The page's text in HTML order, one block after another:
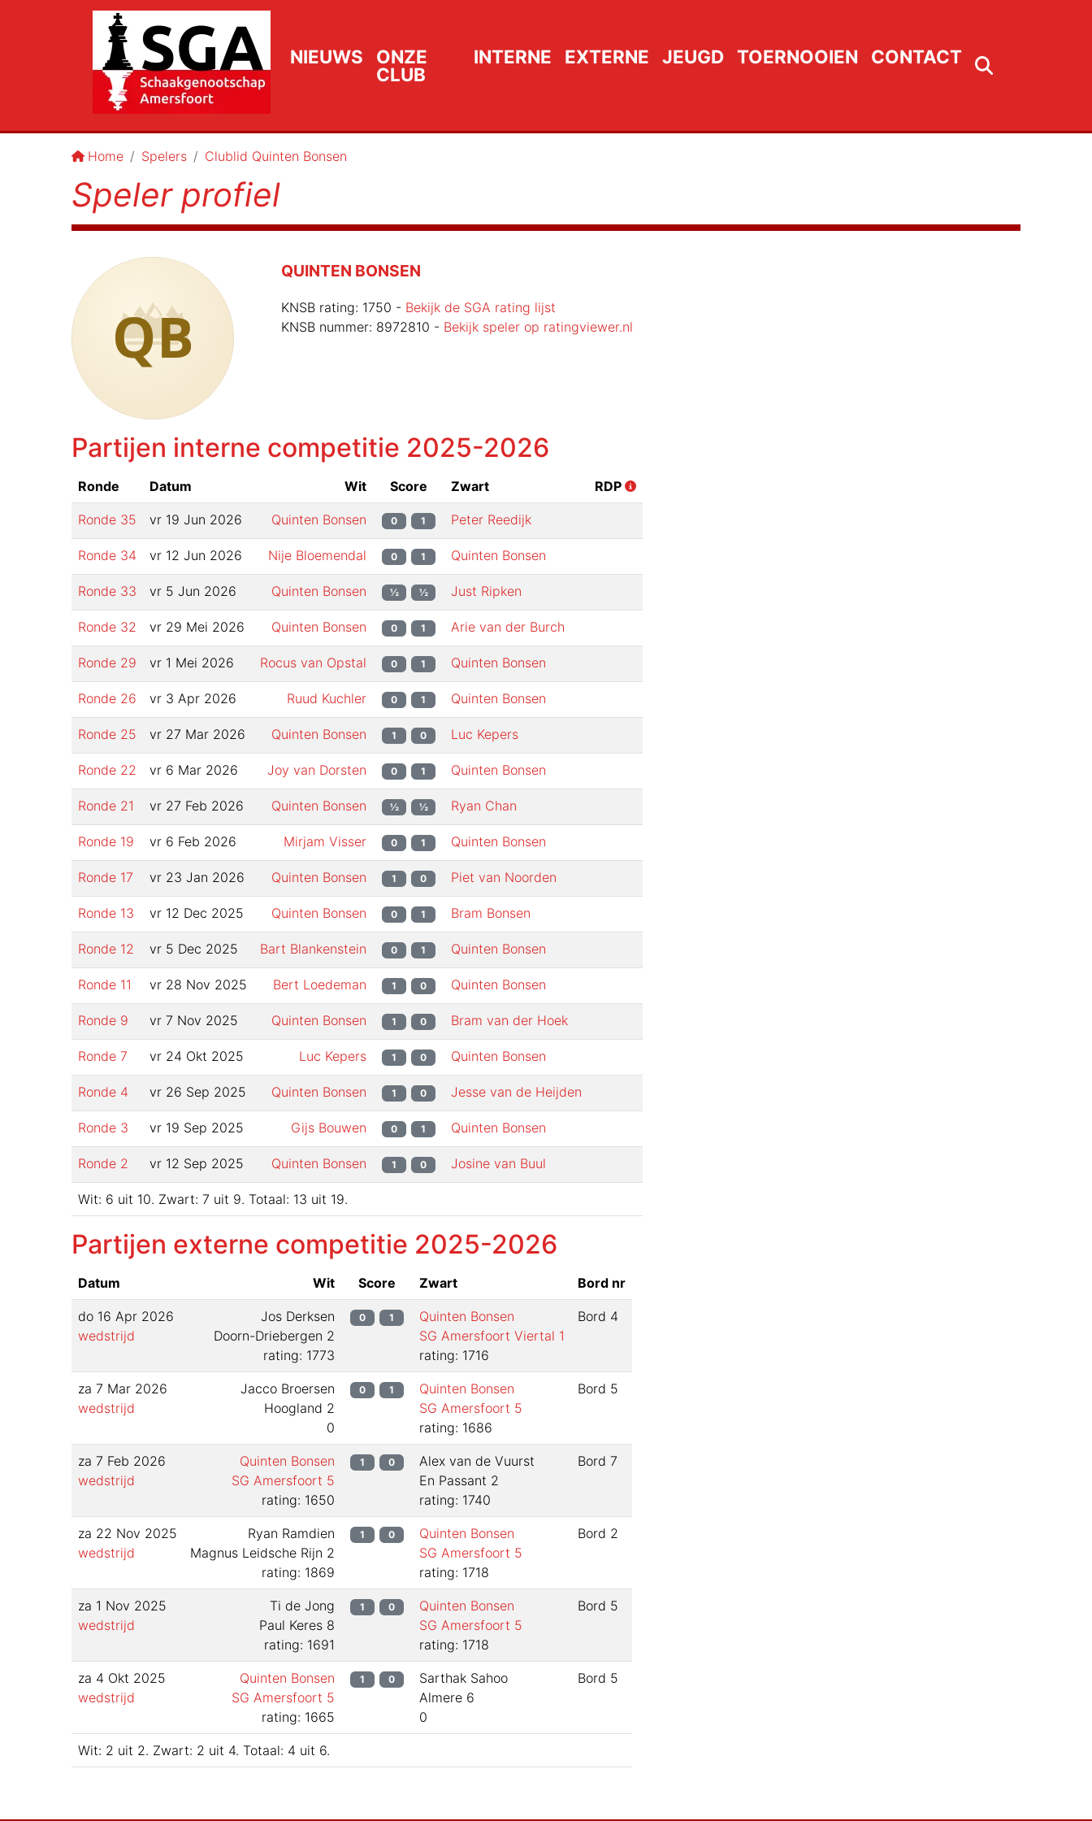
NIEUWS
ONZE
CLUB
INTERNE EXTERNE JEUGD TOERNOOIEN CONTACT
Home Spelers Clublid Quinten Bonsen
Speler profiel
QB
QUINTEN BONSEN
KNSB rating: 1750 - Bekijk de SGA rating lijst
KNSB nummer: 8972810 - Bekijk speler op ratingviewer.nl
Partijen interne competitie 2025-2026
Ronde Datum Wit Score Zwart RDP
Ronde 35 vr 19 Jun 2026 Quinten Bonsen 0 1 Peter Reedijk
Ronde 34 vr 12 Jun 2026 Nije Bloemendal 0 1 Quinten Bonsen
Ronde 33 vr 5 Jun 2026 Quinten Bonsen ½ ½ Just Ripken
Ronde 32 vr 29 Mei 2026 Quinten Bonsen 0 1 Arie van der Burch
Ronde 29 vr 1 Mei 2026 Rocus van Opstal 0 1 Quinten Bonsen
Ronde 26 vr 3 Apr 2026 Ruud Kuchler 0 1 Quinten Bonsen
Ronde 25 vr 27 Mar 2026 Quinten Bonsen 1 0 Luc Kepers
Ronde 22 vr 6 Mar 2026 Joy van Dorsten 0 1 Quinten Bonsen
Ronde 21 vr 27 Feb 2026 Quinten Bonsen ½ ½ Ryan Chan
Ronde 19 vr 6 Feb 2026 Mirjam Visser 0 1 Quinten Bonsen
Ronde 17 vr 23 Jan 2026 Quinten Bonsen 1 0 Piet van Noorden
Ronde 13 vr 12 Dec 2025 Quinten Bonsen 0 1 Bram Bonsen
Ronde 12 vr 5 Dec 2025 Bart Blankenstein 0 1 Quinten Bonsen
Ronde 11 vr 28 Nov 2025 Bert Loedeman 1 0 Quinten Bonsen
Ronde 9 vr 7 Nov 2025 Quinten Bonsen 1 0 Bram van der Hoek
Ronde 7 vr 24 Okt 2025 Luc Kepers 1 0 Quinten Bonsen
Ronde 4 vr 26 Sep 2025 Quinten Bonsen 1 0 Jesse van de Heijden
Ronde 3 vr 19 Sep 2025 Gijs Bouwen 0 1 Quinten Bonsen
Ronde 2 vr 12 Sep 2025 Quinten Bonsen 1 0 Josine van Buul
Wit: 6 uit 10. Zwart: 7 uit 9. Totaal: 13 uit 19.
Partijen externe competitie 2025-2026
Datum Wit Score Zwart Bord nr
do 16 Apr 2026
wedstrijd
Jos Derksen
Doorn-Driebergen 2
rating: 1773
0 1
Quinten Bonsen
SG Amersfoort Viertal 1
rating: 1716
Bord 4
za 7 Mar 2026
wedstrijd
Jacco Broersen
Hoogland 2
0
0 1
Quinten Bonsen
SG Amersfoort 5
rating: 1686
Bord 5
za 7 Feb 2026
wedstrijd
Quinten Bonsen
SG Amersfoort 5
rating: 1650
1 0
Alex van de Vuurst
En Passant 2
rating: 1740
Bord 7
za 22 Nov 2025
wedstrijd
Ryan Ramdien
Magnus Leidsche Rijn 2
rating: 1869
1 0
Quinten Bonsen
SG Amersfoort 5
rating: 1718
Bord 2
za 1 Nov 2025
wedstrijd
Ti de Jong
Paul Keres 8
rating: 1691
1 0
Quinten Bonsen
SG Amersfoort 5
rating: 1718
Bord 5
za 4 Okt 2025
wedstrijd
Quinten Bonsen
SG Amersfoort 5
rating: 1665
1 0
Sarthak Sahoo
Almere 6
0
Bord 5
Wit: 2 uit 2. Zwart: 2 uit 4. Totaal: 4 uit 6.